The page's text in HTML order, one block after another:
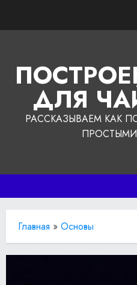
ДЛЯ
РАССКАЗЫВАЕМ КАК
Главная » Основы